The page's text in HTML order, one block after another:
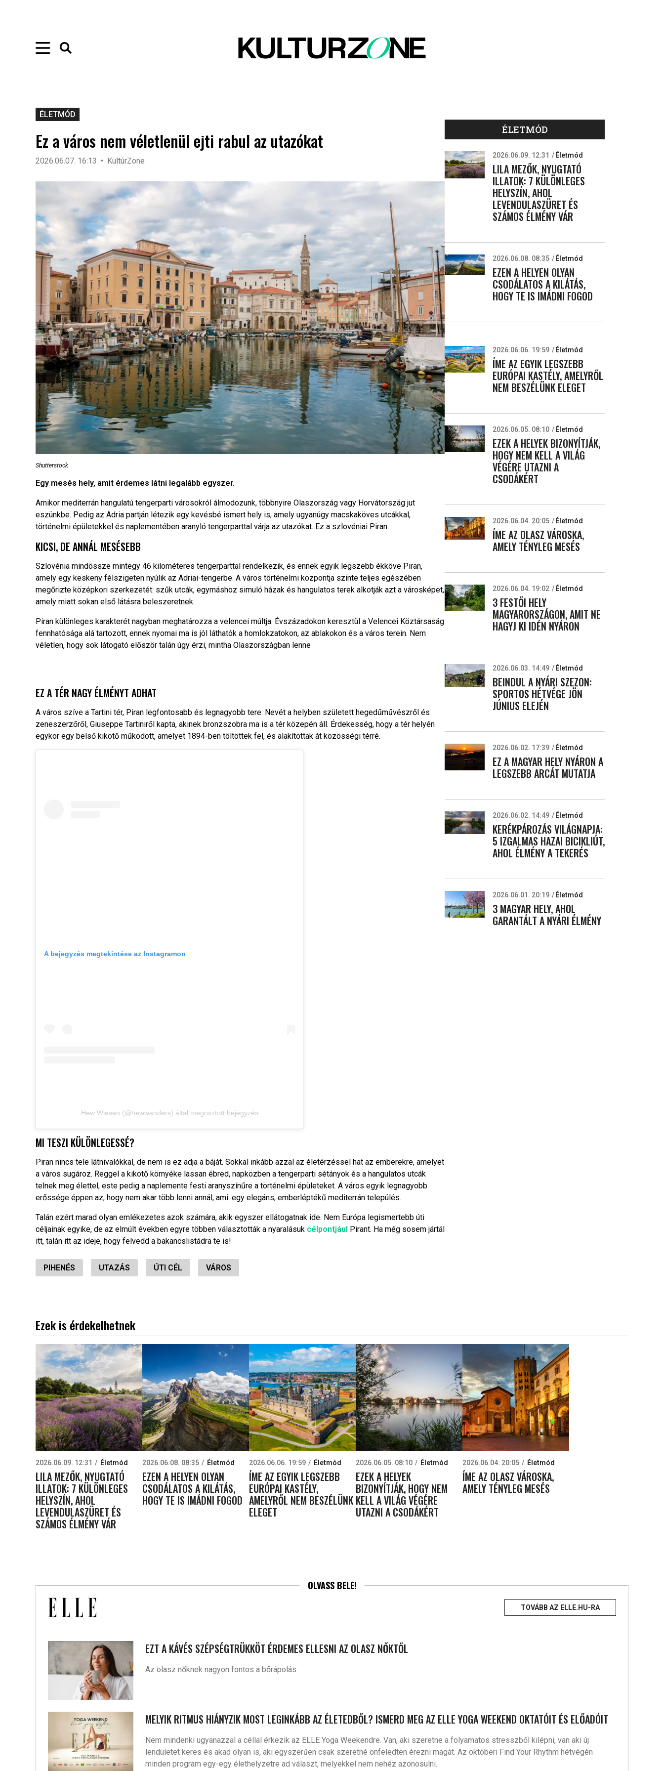
ÉLETMÓD
Ez a város nem véletlenül ejti rabul az utazókat
2026.06.07. 16:13 KultúrZone
Shutterstock
Egy mesés hely, amit érdemes látni legalább egyszer.
Amikor mediterrán hangulatú tengerparti városokról álmodozunk, többnyire Olaszország vagy Horvátország jut
eszünkbe. Pedig az Adria partján létezik egy kevésbé ismert hely is, amely ugyanúgy macskaköves utcákkal,
történelmi épületekkel és naplementében aranyló tengerparttal várja az utazókat. Ez a szlovéniai Piran.
KICSI, DE ANNÁL MESÉSEBB
Szlovénia mindössze mintegy 46 kilométeres tengerparttal rendelkezik, és ennek egyik legszebb ékköve Piran,
amely egy keskeny félszigeten nyúlik az Adriai-tengerbe. A város történelmi központja szinte teljes egészében
megőrizte középkori szerkezetét: szűk utcák, egymáshoz simuló házak és hangulatos terek alkotják azt a városképet,
amely miatt sokan első látásra beleszeretnek.
Piran különleges karakterét nagyban meghatározza a velencei múltja. Évszázadokon keresztül a Velencei Köztársaság
fennhatósága alá tartozott, ennek nyomai ma is jól láthatók a homlokzatokon, az ablakokon és a város terein. Nem
véletlen, hogy sok látogató először talán úgy érzi, mintha Olaszországban lenne
EZ A TÉR NAGY ÉLMÉNYT ADHAT
A város szíve a Tartini tér, Piran legfontosabb és legnagyobb tere. Nevét a helyben született hegedűművészről és
zeneszerzőről, Giuseppe Tartiniről kapta, akinek bronzszobra ma is a tér közepén áll. Érdekesség, hogy a tér helyén
egykor egy belső kikötő működött, amelyet 1894-ben töltöttek fel, és alakítottak át közösségi térré.
A bejegyzés megtekintése az Instagramon
Hew Wiesen (@hewwanders) által megosztott bejegyzés
MI TESZI KÜLÖNLEGESSÉ?
Piran nincs tele látnivalókkal, de nem is ez adja a báját. Sokkal inkább azzal az életérzéssel hat az emberekre, amelyet
a város sugároz. Reggel a kikötő környéke lassan ébred, napközben a tengerparti sétányok és a hangulatos utcák
telnek meg élettel, este pedig a naplemente festi aranyszínűre a történelmi épületeket. A város egyik legnagyobb
erőssége éppen az, hogy nem akar több lenni annál, ami: egy elegáns, emberléptékű mediterrán település.
Talán ezért marad olyan emlékezetes azok számára, akik egyszer ellátogatnak ide. Nem Európa legismertebb úti
céljainak egyike, de az elmúlt években egyre többen választották a nyaralásuk célpontjául Pirant. Ha még sosem jártál
itt, talán itt az ideje, hogy felvedd a bakancslistádra te is!
PIHENÉS UTAZÁS ÚTI CÉL VÁROS
ÉLETMÓD
2026.06.09. 12:31 Életmód
LILA MEZŐK, NYUGTATÓ
ILLATOK: 7 KÜLÖNLEGES
HELYSZÍN, AHOL
LEVENDULASZÜRET ÉS
SZÁMOS ÉLMÉNY VÁR
2026.06.08. 08:35 Életmód
EZEN A HELYEN OLYAN
CSODÁLATOS A KILÁTÁS,
HOGY TE IS IMÁDNI FOGOD
2026.06.06. 19:59 Életmód
ÍME AZ EGYIK LEGSZEBB
EURÓPAI KASTÉLY, AMELYRŐL
NEM BESZÉLÜNK ELEGET
2026.06.05. 08:10 Életmód
EZEK A HELYEK BIZONYÍTJÁK,
HOGY NEM KELL A VILÁG
VÉGÉRE UTAZNI A
CSODÁKÉRT
2026.06.04. 20:05 Életmód
ÍME AZ OLASZ VÁROSKA,
AMELY TÉNYLEG MESÉS
2026.06.04. 19:02 Életmód
3 FESTŐI HELY
MAGYARORSZÁGON, AMIT NE
HAGYJ KI IDÉN NYÁRON
2026.06.03. 14:49 Életmód
BEINDUL A NYÁRI SZEZON:
SPORTOS HÉTVÉGE JÖN
JÚNIUS ELEJÉN
2026.06.02. 17:39 Életmód
EZ A MAGYAR HELY NYÁRON A
LEGSZEBB ARCÁT MUTATJA
2026.06.02. 14:49 Életmód
KERÉKPÁROZÁS VILÁGNAPJA:
5 IZGALMAS HAZAI BICIKLIÚT,
AHOL ÉLMÉNY A TEKERÉS
2026.06.01. 20:19 Életmód
3 MAGYAR HELY, AHOL
GARANTÁLT A NYÁRI ÉLMÉNY
Ezek is érdekelhetnek
2026.06.09. 12:31 Életmód
LILA MEZŐK, NYUGTATÓ
ILLATOK: 7 KÜLÖNLEGES
HELYSZÍN, AHOL
LEVENDULASZÜRET ÉS
SZÁMOS ÉLMÉNY VÁR
2026.06.08. 08:35 Életmód
EZEN A HELYEN OLYAN
CSODÁLATOS A KILÁTÁS,
HOGY TE IS IMÁDNI FOGOD
2026.06.06. 19:59 Életmód
ÍME AZ EGYIK LEGSZEBB
EURÓPAI KASTÉLY,
AMELYRŐL NEM BESZÉLÜNK
ELEGET
2026.06.05. 08:10 Életmód
EZEK A HELYEK
BIZONYÍTJÁK, HOGY NEM
KELL A VILÁG VÉGÉRE
UTAZNI A CSODÁKÉRT
2026.06.04. 20:05 Életmód
ÍME AZ OLASZ VÁROSKA,
AMELY TÉNYLEG MESÉS
OLVASS BELE!
TOVÁBB AZ ELLE.HU-RA
EZT A KÁVÉS SZÉPSÉGTRÜKKÖT ÉRDEMES ELLESNI AZ OLASZ NŐKTŐL
Az olasz nőknek nagyon fontos a bőrápolás.
MELYIK RITMUS HIÁNYZIK MOST LEGINKÁBB AZ ÉLETEDBŐL? ISMERD MEG AZ ELLE YOGA WEEKEND OKTATÓIT ÉS ELŐADÓIT
Nem mindenki ugyanazzal a céllal érkezik az ELLE Yoga Weekendre. Van, aki szeretne a folyamatos stresszből kilépni, van aki új
lendületet keres és akad olyan is, aki egyszerűen csak szeretné önfeledten érezni magát. Az októberi Find Your Rhythm hétvégén
minden program egy-egy élethelyzetre ad választ, melyekkel nem nehéz azonosulni.